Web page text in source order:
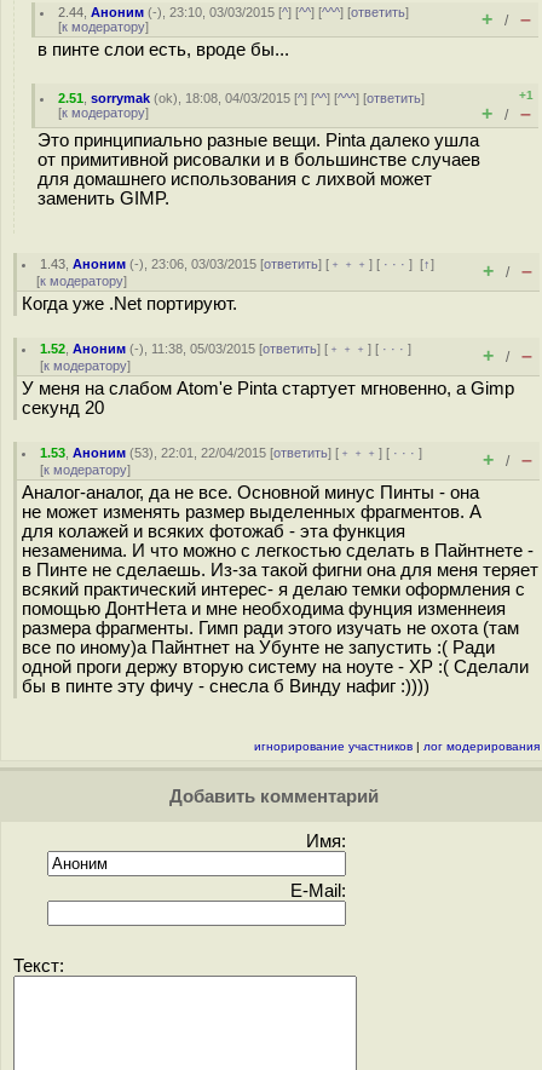
2.44 ,Аноним (-), 23:10, 03/03/2015 [^] [^^] [^^^] [ответить]
[к модератору] + / –
в пинте слои есть, вроде бы...
2.51 ,sorrymak (ok), 18:08, 04/03/2015 [^] [^^] [^^^] [ответить]
[к модератору]
+1
+ / –
Это принципиально разные вещи. Pinta далеко ушла
от примитивной рисовалки и в большинстве случаев
для домашнего использования с лихвой может
заменить GIMP.
1.43 ,Аноним (-), 23:06, 03/03/2015 [ответить] [ ﹢﹢﹢] [ · · ·][↑]
[к модератору] + / –
Когда уже .Net портируют.
1.52 ,Аноним (-), 11:38, 05/03/2015 [ответить] [ ﹢﹢﹢] [ · · ·]
[к модератору] + / –
У меня на слабом Atom'e Pinta стартует мгновенно, а Gimp
секунд 20
1.53 ,Аноним (53), 22:01, 22/04/2015 [ответить] [ ﹢﹢﹢] [ · · ·]
[к модератору] + / –
Аналог-аналог, да не все. Основной минус Пинты - она
не может изменять размер выделенных фрагментов. А
для колажей и всяких фотожаб - эта функция
незаменима. И что можно с легкостью сделать в Пайнтнете -
в Пинте не сделаешь. Из-за такой фигни она для меня теряет
всякий практический интерес- я делаю темки оформления с
помощью ДонтНета и мне необходима фунция изменнеия
размера фрагменты. Гимп ради этого изучать не охота (там
все по иному)а Пайнтнет на Убунте не запустить :( Ради
одной проги держу вторую систему на ноуте - ХР :( Сделали
бы в пинте эту фичу - снесла б Винду нафиг :))))
игнорирование участников | лог модерирования
Добавить комментарий
Имя:
E-Mail:
Текст: